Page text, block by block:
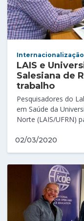
Internacionalização
LAIS e
Salesiana de
trabalho
Pesquisadores do
em Saúde da
Norte (LAIS/UFRN)
02/03/2020